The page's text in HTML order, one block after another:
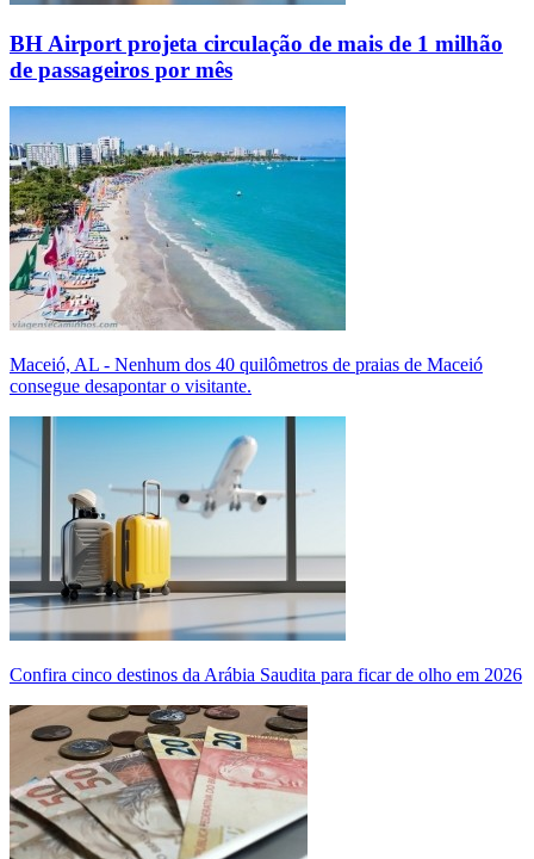
BH Airport projeta circulação de mais de 1 milhão
de passageiros por mês
Maceió, AL - Nenhum dos 40 quilômetros de praias de Maceió
consegue desapontar o visitante.
Confira cinco destinos da Arábia Saudita para ficar de olho em 2026